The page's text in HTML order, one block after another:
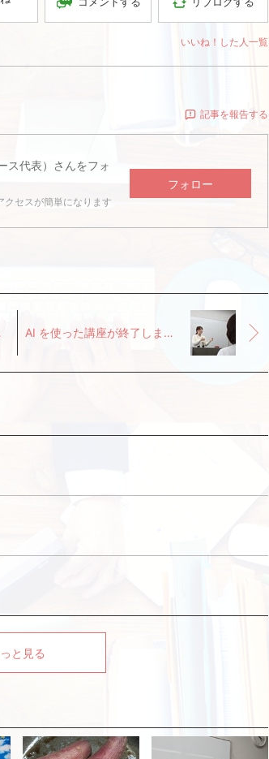
いいね！した人一覧
記事を報告する
代表）
さんをフォ
クセスが簡単になります
フォロー
AI を使った講座が終了しました。
と見る